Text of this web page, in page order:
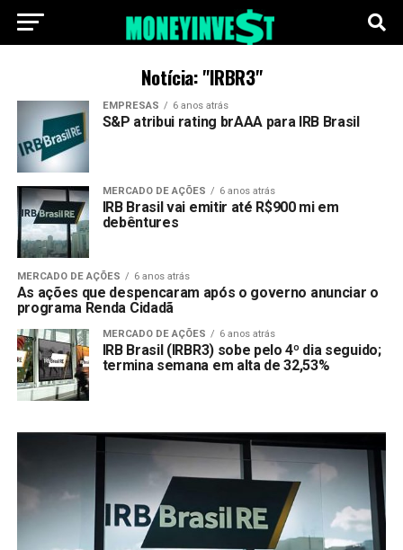
Notícia: "IRBR3"
EMPRESAS 6 anos atrás
S&P atribui rating brAAA para IRB Brasil
MERCADO DE AÇÕES 6 anos atrás
IRB Brasil vai emitir até R$900 mi em
debêntures
MERCADO DE AÇÕES 6 anos atrás
As ações que despencaram após o governo anunciar o
programa Renda Cidadã
MERCADO DE AÇÕES 6 anos atrás
IRB Brasil (IRBR3) sobe pelo 4º dia seguido;
termina semana em alta de 32,53%